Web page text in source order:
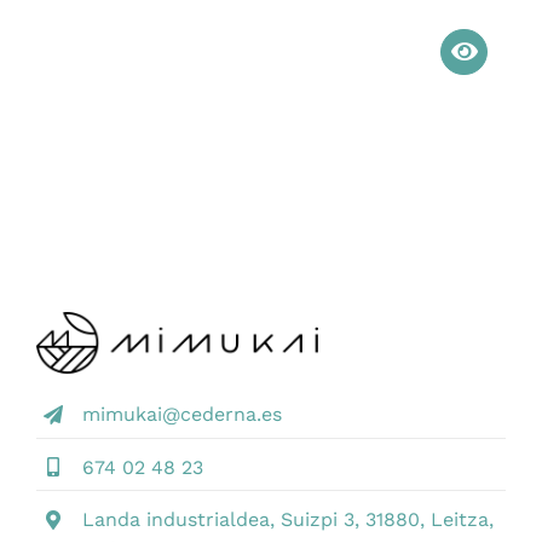
mimukai@cederna.es
674 02 48 23
Landa industrialdea, Suizpi 3, 31880, Leitza,